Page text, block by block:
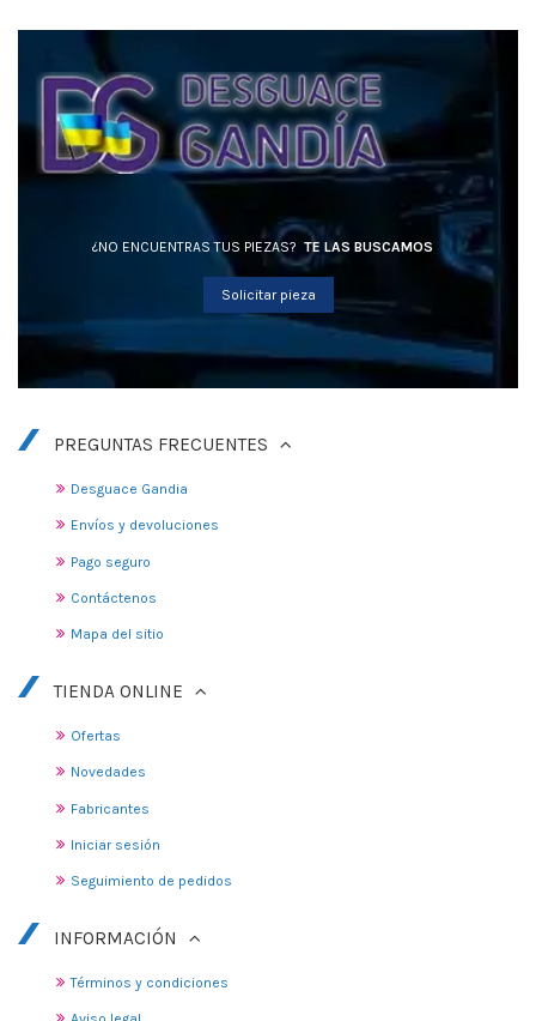
¿NO ENCUENTRAS TUS PIEZAS? TE LAS BUSCAMOS
Solicitar pieza
PREGUNTAS FRECUENTES
Desguace Gandia
Envíos y devoluciones
Pago seguro
Contáctenos
Mapa del sitio
TIENDA ONLINE
Ofertas
Novedades
Fabricantes
Iniciar sesión
Seguimiento de pedidos
INFORMACIÓN
Términos y condiciones